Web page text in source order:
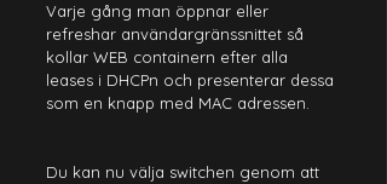
Varje gång man öppnar eller
refreshar användargränssnittet så
kollar WEB containern efter alla
leases i DHCPn och presenterar dessa
som en knapp med MAC adressen.
Du kan nu välja switchen genom att